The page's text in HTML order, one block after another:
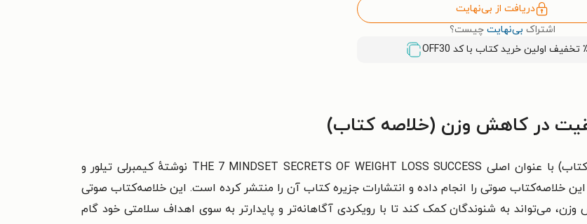
دریافت از بی‌نهایت
اشتراک بی‌نهایت چیست؟
کد
OFF30
کتاب صوتی ۷ راز نگرش موفقیت در کاهش وزن (خلاصه کتاب) با عنوان اصلی THE 7 MINDSET SECRETS OF WEIGHT LOSS SUCCESS نوشتهٔ کیمبرلی تیلور و
خلاصه‌کتاب صوتی را انجام داده و انتشارات جزیره کتاب آن را منتشر کرده است. این خلاصه‌کتاب صوتی
می‌تواند به شنوندگان کمک کند تا با رویکردی آگاهانه‌تر و پایدارتر به سوی اهداف سلامتی خود گام